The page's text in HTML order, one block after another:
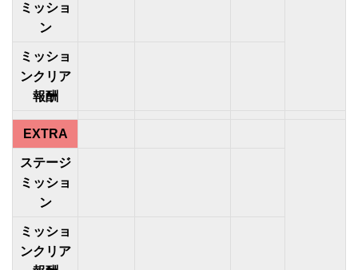
ミッショ
ン
ミッショ
ンクリア
報酬
EXTRA
ステージ
ミッショ
ン
ミッショ
ンクリア